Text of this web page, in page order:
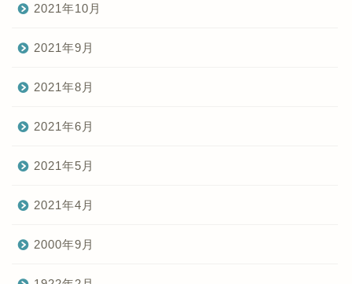
2021年10月
2021年9月
2021年8月
2021年6月
2021年5月
2021年4月
2000年9月